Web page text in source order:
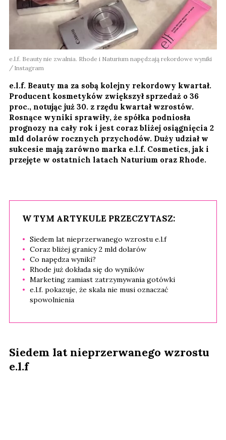
e.l.f. Beauty nie zwalnia. Rhode i Naturium napędzają rekordowe wyniki
Instagram
e.l.f. Beauty ma za sobą kolejny rekordowy kwartał.
Producent kosmetyków zwiększył sprzedaż o 36
proc., notując już 30. z rzędu kwartał wzrostów.
Rosnące wyniki sprawiły, że spółka podniosła
prognozy na cały rok i jest coraz bliżej osiągnięcia 2
mld dolarów rocznych przychodów. Duży udział w
sukcesie mają zarówno marka e.l.f. Cosmetics, jak i
przejęte w ostatnich latach Naturium oraz Rhode.
W TYM ARTYKULE PRZECZYTASZ:
Siedem lat nieprzerwanego wzrostu e.l.f
Coraz bliżej granicy 2 mld dolarów
Co napędza wyniki?
Rhode już dokłada się do wyników
Marketing zamiast zatrzymywania gotówki
e.l.f. pokazuje, że skala nie musi oznaczać
spowolnienia
Siedem lat nieprzerwanego wzrostu
e.l.f